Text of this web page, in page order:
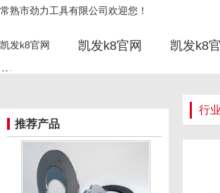
高速钢锯片铣刀在金属行
哪些-凯发k8官网
常熟市劲力工具有限公司欢迎您！
凯发k8官网
凯发k8官网 凯发k8
推荐产品
行